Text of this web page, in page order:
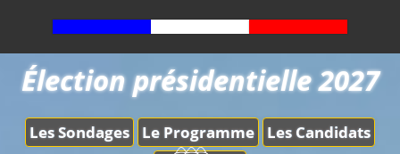
Les Sondages Le Programme
Les Candidats
Élection présidentielle 2027